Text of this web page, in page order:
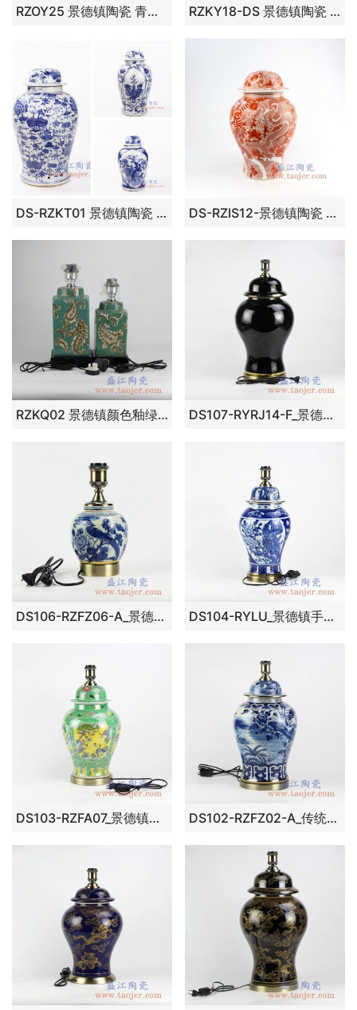
RZOY25 景德镇陶瓷 青花波浪纹瓷罐 RZKY18-DS 景德镇陶瓷 青花牡丹将军罐灯具
DS-RZKT01 景德镇陶瓷 仿古 纯手工手绘青花 荷花池塘 陶瓷灯具 台灯 DS-RZIS12-景德镇陶瓷 纯手工手绘矾红龙纹陶瓷将军罐
RZKQ02 景德镇颜色釉绿色雕刻陶瓷台灯灯具罐子大小号摆件品 DS107-RYRJ14-F_景德镇颜色釉黑色镀金陶瓷台灯 客厅卧室书房家居装饰摆件 现代简约风格
DS106-RZFZ06-A_景德镇手绘青花花鸟仿古风格陶瓷台灯 卧室客厅展厅玄关装饰摆件 DS104-RYLU_景德镇手绘青花花鸟传统将军罐陶瓷台灯 家居装饰客厅卧室店面餐厅陈设照明摆件
DS103-RZFA07_景德镇手绘粉彩花鸟风景图将军罐陶瓷台灯 古典家居装饰摆件 DS102-RZFZ02-A_传统手绘青花花鸟图镀金陶瓷台灯 客厅卧室餐厅装饰摆件